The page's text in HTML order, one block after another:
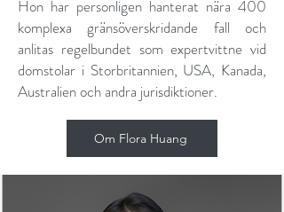
Hon har personligen hanterat nära 400
komplexa gränsöverskridande fall och
anlitas regelbundet som expertvittne vid
domstolar i Storbritannien, USA, Kanada,
Australien och andra jurisdiktioner.
Om Flora Huang